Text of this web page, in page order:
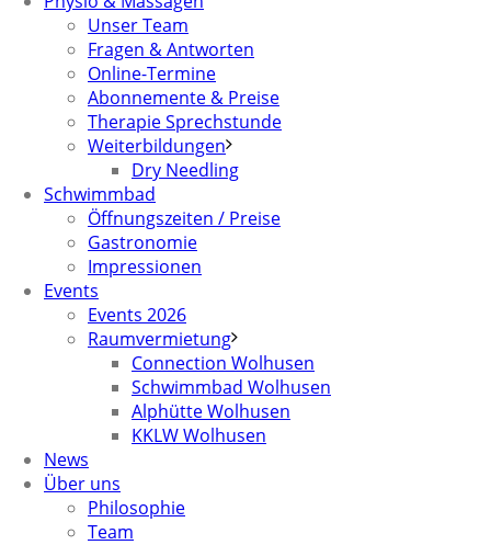
Unser Team
Fragen & Antworten
Online-Termine
Abonnemente & Preise
Therapie Sprechstunde
Weiterbildungen
Dry Needling
Schwimmbad
Öffnungszeiten / Preise
Gastronomie
Impressionen
Events
Events 2026
Raumvermietung
Connection Wolhusen
Schwimmbad Wolhusen
Alphütte Wolhusen
KKLW Wolhusen
News
Über uns
Philosophie
Team